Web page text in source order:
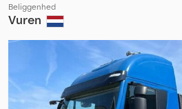
Beliggenhed
Vuren